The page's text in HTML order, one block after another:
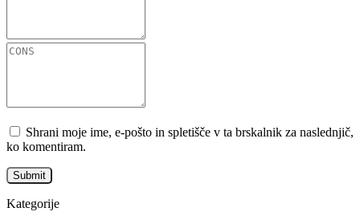
Shrani moje ime, e-pošto in spletišče v ta brskalnik za naslednjič,
ko komentiram.
Kategorije